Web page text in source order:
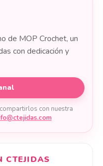
de MOP Crochet, un
con dedicación y
con nuestra
CTEJIDAS